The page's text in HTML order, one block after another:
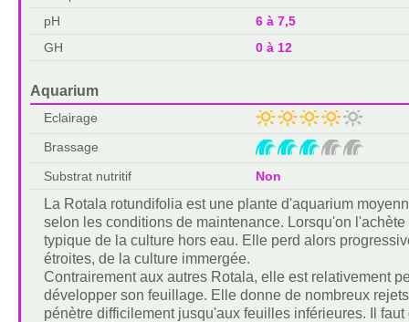
pH
6 à 7,5
GH
0 à 12
Aquarium
Eclairage
Brassage
Substrat nutritif
Non
La Rotala rotundifolia est une plante d'aquarium
selon les conditions de maintenance. Lorsqu'on
typique de la culture hors eau. Elle perd alors
étroites, de la culture immergée.
Contrairement aux autres Rotala, elle est relativement
développer son feuillage. Elle donne de nombreux
pénètre difficilement jusqu'aux feuilles inférieures. Il